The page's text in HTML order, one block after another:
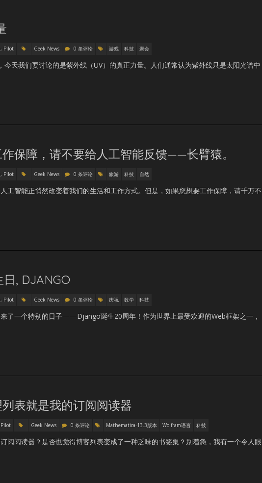
Pilot Geek News 0 条评论 游戏 科技 聚会
今天我们要讨论的是紫外线（UV）的真正力量。人们通常认为紫外线只是太阳光谱中
保障，请不要给人工智能反馈——长臂猿。
Pilot Geek News 0 条评论 旅游 科技 自然
工智能正悄然改变着我们的生活和工作方式。但是，如果您想要工作保障，请千万不
, DJANGO
Pilot Geek News 0 条评论 庆祝 数学 科技
了一个特别的日子——Django诞生20周年！作为世界上最受欢迎的Web框架之一，
表就是我的订阅阅读器
Pilot Geek News 0 条评论 Mathematica-13.3版本 Wolfram语言 科技
阅阅读器？是否也觉得博客列表变成了一种乏味的书签集？别着急，我有一个令人眼